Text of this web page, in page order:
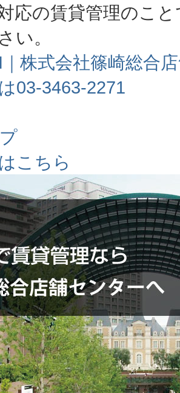
応の賃貸管理のこ
い。
株式会社篠崎総合
03-3463-2271
こちら